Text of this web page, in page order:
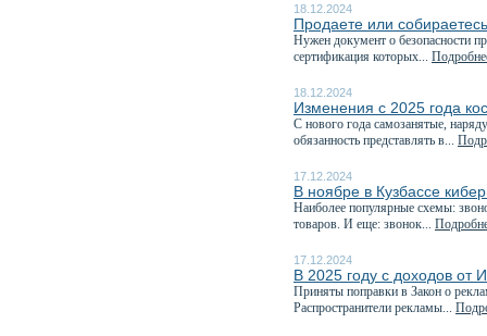
18.12.2024
Продаете или
Нужен документ о безопасности
сертификация которых...
18.12.2024
Изменения с 2025 года
С нового года самозанятые,
обязанность представлять в...
17.12.2024
В ноябре в Кузбассе
Наиболее популярные схемы:
товаров. И еще: звонок...
17.12.2024
В 2025 году с доходов от
Приняты поправки в Закон о
Распространители рекламы...